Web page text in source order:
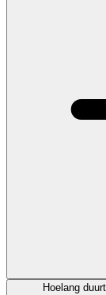
Hoelang